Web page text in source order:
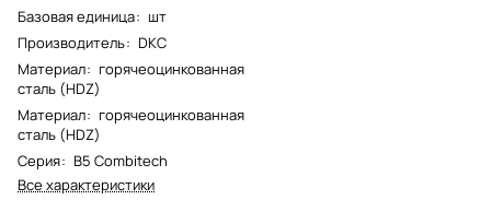
Базовая единица: шт
Производитель: DKC
Материал: горячеоцинкованная
сталь (HDZ)
Материал: горячеоцинкованная
сталь (HDZ)
Серия: B5 Combitech
Все характеристики